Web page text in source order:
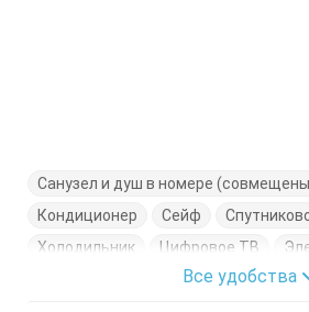
Санузел и душ в номере
Кондиционер
Сейф
Холодильник
Цифровое ТВ
Журнальный
Все удобства